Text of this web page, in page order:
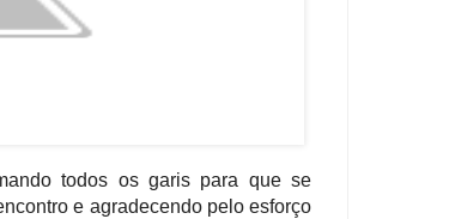
todos os garis para que se
e agradecendo pelo esforço